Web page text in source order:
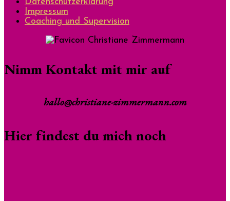
Impressum
Coaching und Supervision
Nimm Kontakt mit mir auf
hallo@christiane-zimmermann.com
Hier findest du mich noch